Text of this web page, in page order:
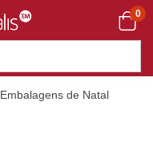
0
Embalagens de Natal